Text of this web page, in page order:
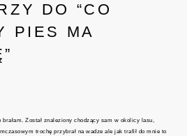
DO “CO
PIES MA
”
brałam. Został znaleziony chodzący sam w okolicy lasu,
trochę przybrał na wadze ale jak trafił do mnie to